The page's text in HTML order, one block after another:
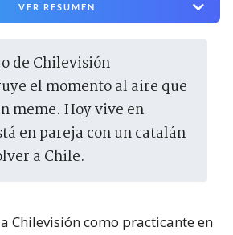
VER RESUMEN
el momento al aire que
meme. Hoy vive en
en pareja con un catalán
a Chile.
Chilevisión como practicante en